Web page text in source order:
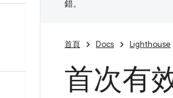
錯。
首頁 Docs Lighthouse
首次有